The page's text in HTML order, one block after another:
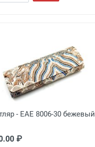
- EAE 8006-30 бежевый
₽